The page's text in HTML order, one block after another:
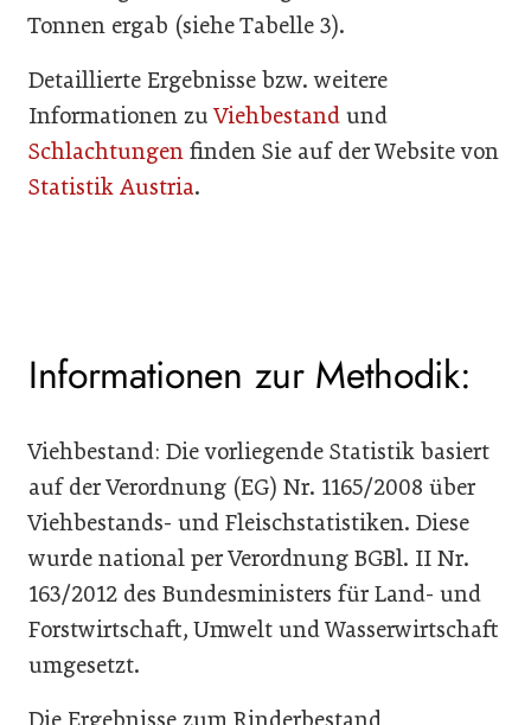
Tonnen ergab (siehe Tabelle 3).
Detaillierte Ergebnisse bzw. weitere
Informationen zuViehbestand und
Schlachtungen finden Sie auf der Website von
Statistik Austria.
Informationen zur Methodik:
Viehbestand: Die vorliegende Statistik basiert
auf der Verordnung (EG) Nr. 1165/2008 über
Viehbestands- und Fleischstatistiken. Diese
wurde national per Verordnung BGBl. II Nr.
163/2012 des Bundesministers für Land- und
Forstwirtschaft, Umwelt und Wasserwirtschaft
umgesetzt.